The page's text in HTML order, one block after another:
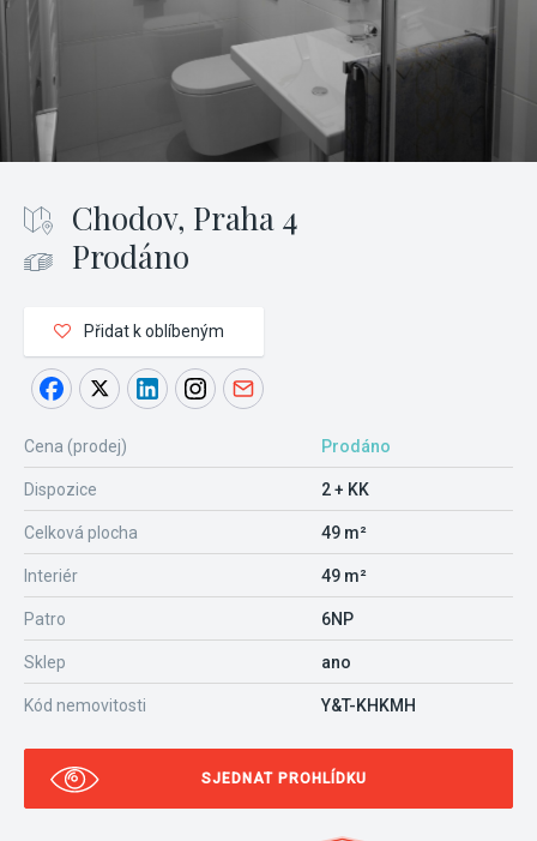
Chodov, Praha 4
Prodáno
Přidat k oblíbeným
Cena (prodej) Prodáno
Dispozice 2 + KK
Celková plocha 49 m²
Interiér 49 m²
Patro 6NP
Sklep ano
Kód nemovitosti Y&T-KHKMH
SJEDNAT PROHLÍDKU